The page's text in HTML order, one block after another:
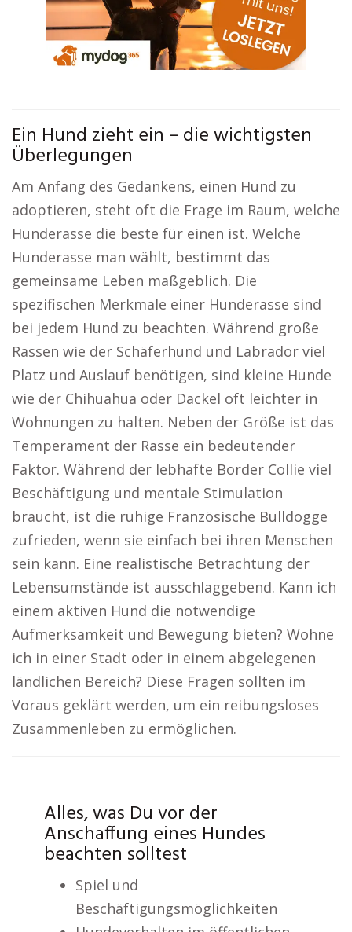
Ein Hund zieht ein – die wichtigsten
Überlegungen
Am Anfang des Gedankens, einen Hund zu
adoptieren, steht oft die Frage im Raum, welche
Hunderasse die beste für einen ist. Welche
Hunderasse man wählt, bestimmt das
gemeinsame Leben maßgeblich. Die
spezifischen Merkmale einer Hunderasse sind
bei jedem Hund zu beachten. Während große
Rassen wie der Schäferhund und Labrador viel
Platz und Auslauf benötigen, sind kleine Hunde
wie der Chihuahua oder Dackel oft leichter in
Wohnungen zu halten. Neben der Größe ist das
Temperament der Rasse ein bedeutender
Faktor. Während der lebhafte Border Collie viel
Beschäftigung und mentale Stimulation
braucht, ist die ruhige Französische Bulldogge
zufrieden, wenn sie einfach bei ihren Menschen
sein kann. Eine realistische Betrachtung der
Lebensumstände ist ausschlaggebend. Kann ich
einem aktiven Hund die notwendige
Aufmerksamkeit und Bewegung bieten? Wohne
ich in einer Stadt oder in einem abgelegenen
ländlichen Bereich? Diese Fragen sollten im
Voraus geklärt werden, um ein reibungsloses
Zusammenleben zu ermöglichen.
Alles, was Du vor der
Anschaffung eines Hundes
beachten solltest
Spiel und
Beschäftigungsmöglichkeiten